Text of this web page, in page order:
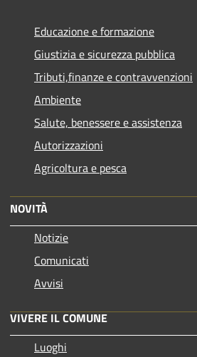
Educazione e formazione
Giustizia e sicurezza pubblica
Tributi,finanze e contravvenzioni
Ambiente
Salute, benessere e assistenza
Autorizzazioni
Agricoltura e pesca
NOVITÀ
Notizie
Comunicati
Avvisi
VIVERE IL COMUNE
Luoghi